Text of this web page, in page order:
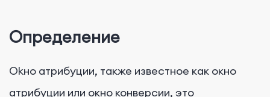
Определение
Okно атрибуции, также известное как окно
атрибуции или окно конверсии, это